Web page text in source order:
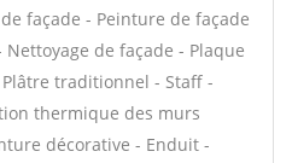
façade - Peinture de façade
de façade - Plaque
traditionnel - Staff -
thermique des murs
décorative - Enduit -